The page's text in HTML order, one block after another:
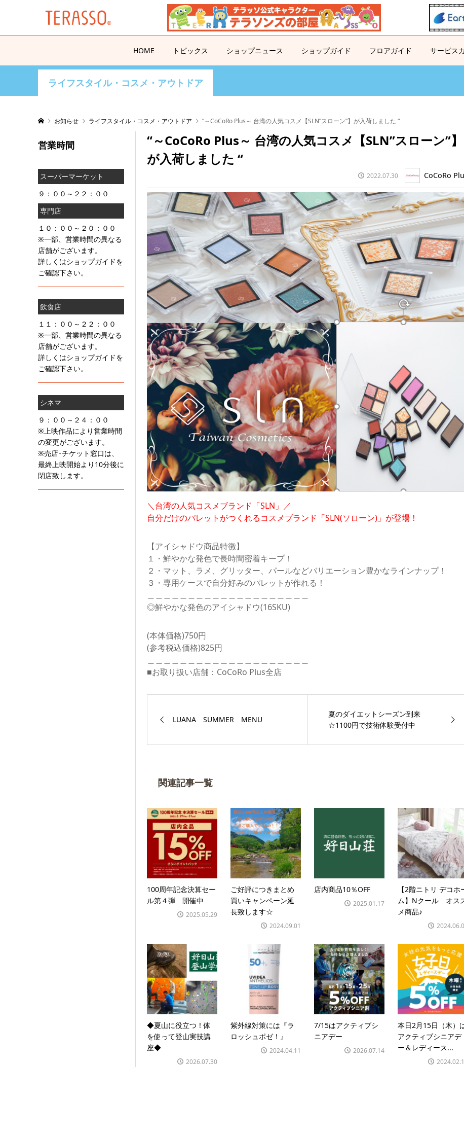
HOME トピックス ショップニュース ショップガイド フロアガイド サービス
ライフスタイル・コスメ・アウトドア
お知らせ ライフスタイル・コスメ・アウトドア “～CoCoRo Plus～ 台湾の人気コスメ【SLN”スローン”】が入荷しました “
“～CoCoRo Plus～ 台湾の人気コスメ【SLN”スローン”】
が入荷しました “
2022.07.30 CoCoRo
＼台湾の人気コスメブランド「SLN」／
自分だけのパレットがつくれるコスメブランド「SLN(ソローン)」が登場！
【アイシャドウ商品特徴】
１・鮮やかな発色で長時間密着キープ！
２・マット、ラメ、グリッター、パールなどバリエーション豊かなラインナップ！
３・専用ケースで自分好みのパレットが作れる！
◎鮮やかな発色のアイシャドウ(16SKU)
(本体価格)750円
(参考税込価格)825円
■お取り扱い店舗：CoCoRo Plus全店
LUANA SUMMER MENU
夏のダイエットシーズン到来
☆1100円で技術体験受付中
関連記事一覧
100周年記念決算セー
ル第４弾 開催中
2025.05.29
ご好評につきまとめ
買いキャンペーン延
長致します☆
2024.09.01
店内商品10％OFF
2025.01.17
【2階ニトリ デコホ
ム】Nクール オス
メ商品♪
◆夏山に役立つ！体
を使って登山実技講
座◆
2026.07.30
紫外線対策には『ラ
ロッシュポゼ！』
2024.04.11
7/15はアクティブシ
ニアデー
2026.07.14
本日2月15日（木）
アクティブシニアデ
ー＆レディース...
営業時間
スーパーマーケット
９：００～２２：００
専門店
１０：００～２０：００
※一部、営業時間の異なる
店舗がございます。
詳しくはショップガイドを
ご確認下さい。
飲食店
１１：００～２２：００
※一部、営業時間の異なる
店舗がございます。
詳しくはショップガイドを
ご確認下さい。
シネマ
９：００～２４：００
※上映作品により営業時間
の変更がございます。
※売店･チケット窓口は、
最終上映開始より10分後に
閉店致します。